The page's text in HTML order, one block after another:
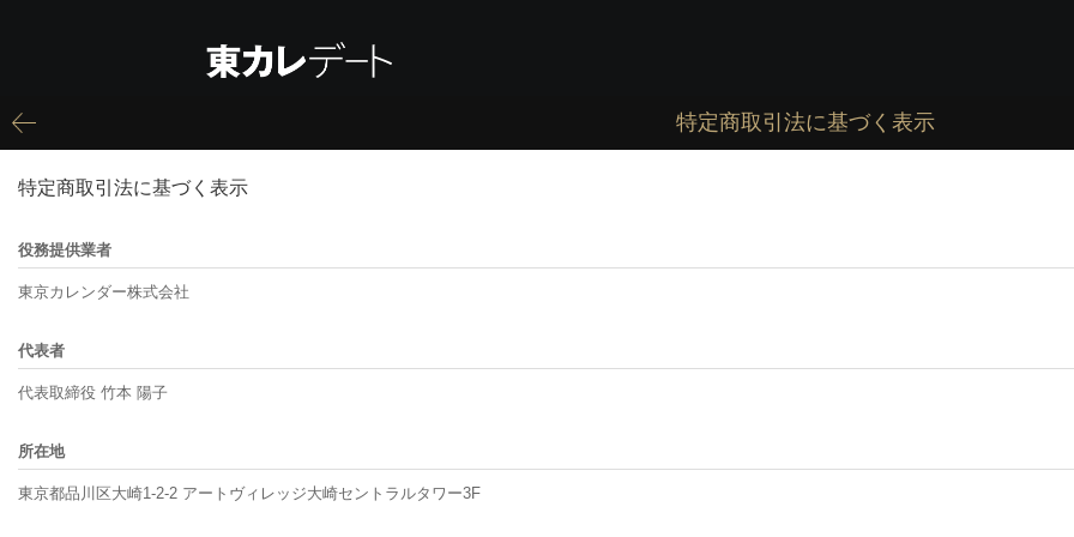
特定商取引法に基づく表示
特定商取引法に基づく表示
役務提供業者
東京カレンダー株式会社
代表者
代表取締役 竹本 陽子
所在地
東京都品川区大崎1-2-2 アートヴィレッジ大崎セントラルタワー3F